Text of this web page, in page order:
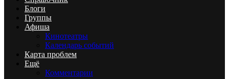
Блоги
Группы
Афиша
Кинотеатры
Календарь событий
Карта проблем
Ещё
Комментарии